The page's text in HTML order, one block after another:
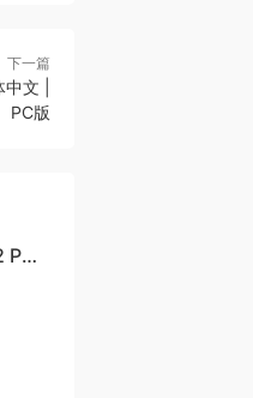
下一篇
文 |
PC版
PC